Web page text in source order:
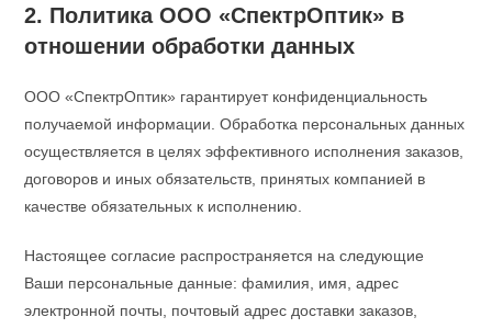
2. Политика ООО «СпектрОптик» в
отношении обработки данных
ООО «СпектрОптик» гарантирует конфиденциальность
получаемой информации. Обработка персональных данных
осуществляется в целях эффективного исполнения заказов,
договоров и иных обязательств, принятых компанией в
качестве обязательных к исполнению.
Настоящее согласие распространяется на следующие
Ваши персональные данные: фамилия, имя, адрес
электронной почты, почтовый адрес доставки заказов,